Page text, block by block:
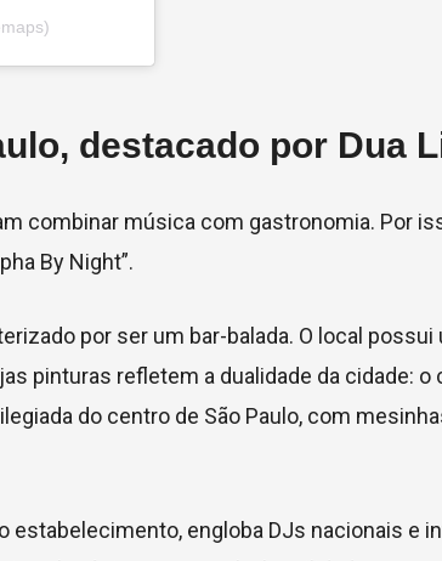
destacado por Dua
combinar música com gastronomia. Por
By Night”.
por ser um bar-balada. O local
pinturas refletem a dualidade da cidade: o
do centro de São Paulo, com
engloba DJs nacionais e